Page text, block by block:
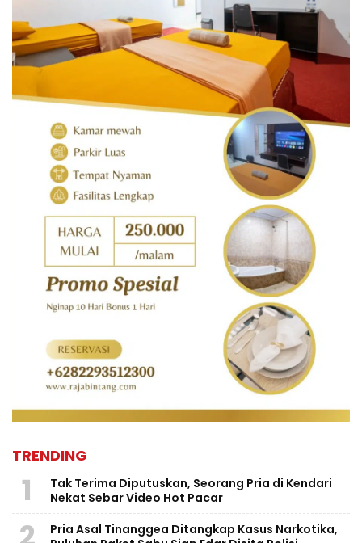
TRENDING
1
Tak Terima Diputuskan, Seorang Pria di Kendari
Nekat Sebar Video Hot Pacar
Pria Asal Tinanggea Ditangkap Kasus Narkotika,